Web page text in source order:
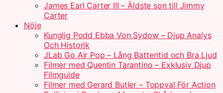
James Earl Carter III – Äldste son till Jimmy
Carter
Nöje
Kunglig Podd Ebba Von Sydow – Djup Analys
Och Historik
JLab Go Air Pop – Lång Batteritid och Bra Ljud
Filmer med Quentin Tarantino – Exklusiv Djup
Filmguide
Filmer med Gerard Butler – Toppval För Action